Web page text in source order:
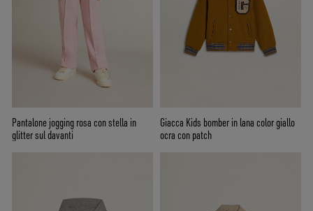
Pantalone jogging rosa con stella in
glitter sul davanti
Giacca Kids bomber in lana color giallo
ocra con patch